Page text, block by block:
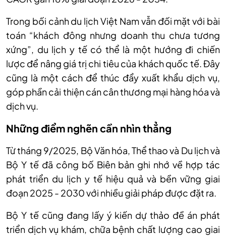
Trong bối cảnh du lịch Việt Nam vẫn đối mặt với bài
toán “khách đông nhưng doanh thu chưa tương
xứng”, du lịch y tế có thể là một hướng đi chiến
lược để nâng giá trị chi tiêu của khách quốc tế. Đây
cũng là một cách để thúc đẩy xuất khẩu dịch vụ,
góp phần cải thiện cán cân thương mại hàng hóa và
dịch vụ.
Những điểm nghẽn cần nhìn thẳng
Từ tháng 9/2025, Bộ Văn hóa, Thể thao và Du lịch và
Bộ Y tế đã công bố Biên bản ghi nhớ về hợp tác
phát triển du lịch y tế hiệu quả và bền vững giai
đoạn 2025 - 2030 với nhiều giải pháp được đặt ra.
Bộ Y tế cũng đang lấy ý kiến dự thảo đề án phát
triển dịch vụ khám, chữa bệnh chất lượng cao giai